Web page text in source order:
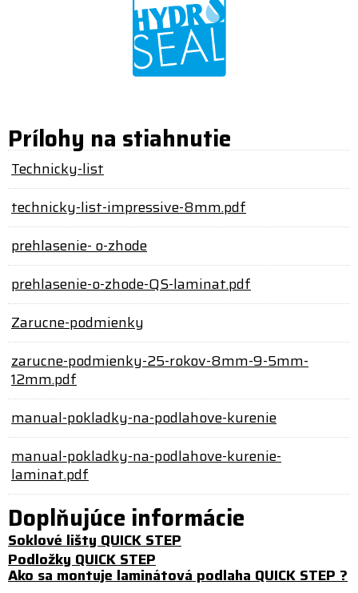
Prílohy na stiahnutie
Technicky-list
technicky-list-impressive-8mm.pdf
prehlasenie- o-zhode
prehlasenie-o-zhode-QS-laminat.pdf
Zarucne-podmienky
zarucne-podmienky-25-rokov-8mm-9-5mm-
12mm.pdf
manual-pokladky-na-podlahove-kurenie
manual-pokladky-na-podlahove-kurenie-
laminat.pdf
Doplňujúce informácie
Soklové lišty QUICK STEP
Podložky QUICK STEP
Ako sa montuje laminátová podlaha QUICK STEP ?